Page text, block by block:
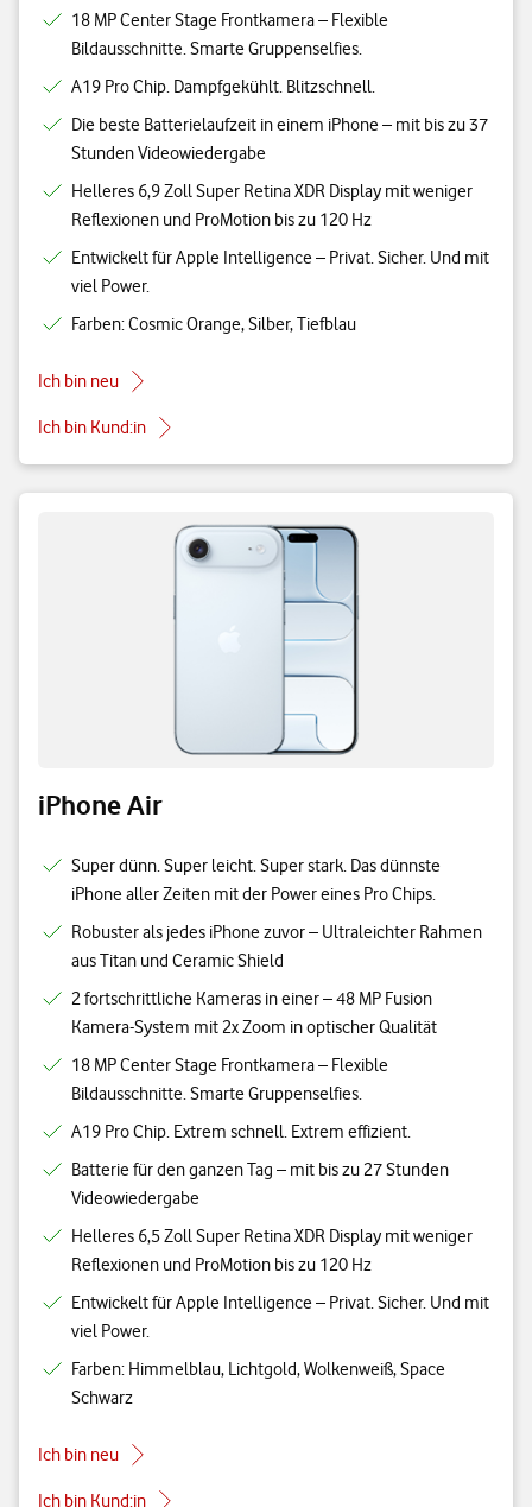
18 MP Center Stage Frontkamera – Flexible
Bildausschnitte. Smarte Gruppenselfies.
A19 Pro Chip. Dampfgekühlt. Blitzschnell.
Die beste Batterielaufzeit in einem iPhone – mit bis zu 37
Stunden Videowiedergabe
Helleres 6,9 Zoll Super Retina XDR Display mit weniger
Reflexionen und ProMotion bis zu 120 Hz
Entwickelt für Apple Intelligence – Privat. Sicher. Und mit
viel Power.
Farben: Cosmic Orange, Silber, Tiefblau
Ich bin neu
Ich bin Kund:in
iPhone Air
Super dünn. Super leicht. Super stark. Das dünnste
iPhone aller Zeiten mit der Power eines Pro Chips.
Robuster als jedes iPhone zuvor – Ultraleichter Rahmen
aus Titan und Ceramic Shield
2 fortschrittliche Kameras in einer – 48 MP Fusion
Kamera-System mit 2x Zoom in optischer Qualität
18 MP Center Stage Frontkamera – Flexible
Bildausschnitte. Smarte Gruppenselfies.
A19 Pro Chip. Extrem schnell. Extrem effizient.
Batterie für den ganzen Tag – mit bis zu 27 Stunden
Videowiedergabe
Helleres 6,5 Zoll Super Retina XDR Display mit weniger
Reflexionen und ProMotion bis zu 120 Hz
Entwickelt für Apple Intelligence – Privat. Sicher. Und mit
viel Power.
Farben: Himmelblau, Lichtgold, Wolkenweiß, Space
Schwarz
Ich bin neu
Ich bin Kund:in